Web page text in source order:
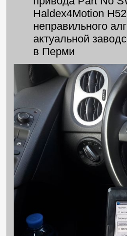
Haldex4Motion
неправильного
актуальной
в Перми